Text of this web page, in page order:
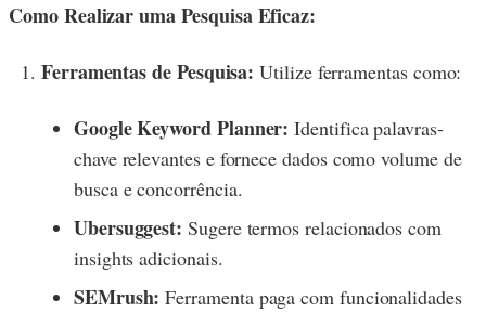
Como Realizar uma Pesquisa Eficaz:
Ferramentas de Pesquisa: Utilize ferramentas como:
Google Keyword Planner: Identifica palavras-
chave relevantes e fornece dados como volume de
busca e concorrência.
Ubersuggest: Sugere termos relacionados com
insights adicionais.
SEMrush: Ferramenta paga com funcionalidades